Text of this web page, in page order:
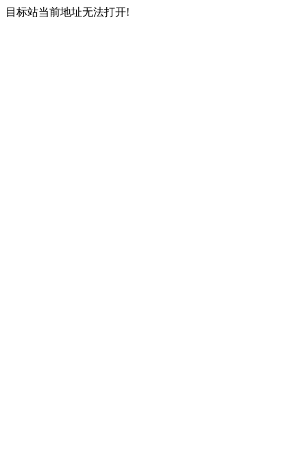
目标站当前地址无法打开!